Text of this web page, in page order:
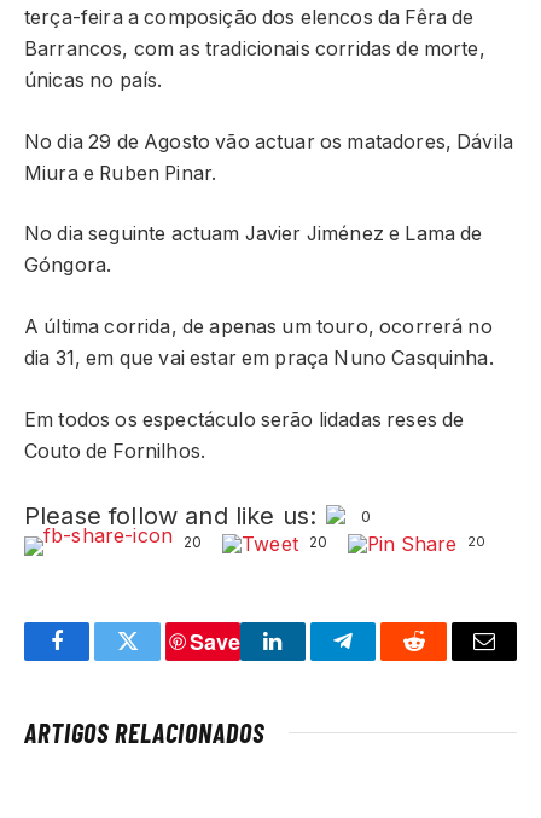
terça-feira a composição dos elencos da Fêra de
Barrancos, com as tradicionais corridas de morte,
únicas no país.
No dia 29 de Agosto vão actuar os matadores, Dávila
Miura e Ruben Pinar.
No dia seguinte actuam Javier Jiménez e Lama de
Góngora.
A última corrida, de apenas um touro, ocorrerá no
dia 31, em que vai estar em praça Nuno Casquinha.
Em todos os espectáculo serão lidadas reses de
Couto de Fornilhos.
Please follow and like us:
0
20
20 20
FacebookTwitter
Save
LinkedInTelegramReddit Email
ARTIGOS RELACIONADOS